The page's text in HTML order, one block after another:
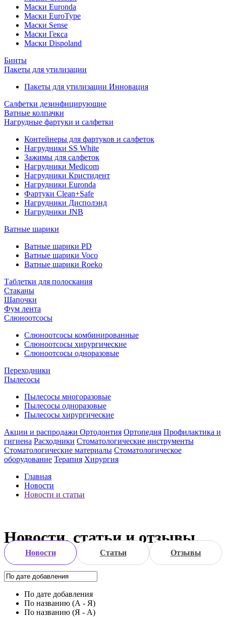
Маски Euronda
Маски EuroType
Маски Sense
Маски Гекса
Маски Dispoland
Бинты
Пакеты для утилизации
Пакеты для утилизации Инновация
Салфетки дезинфицирующие
Ватные колпачки
Нагрудные фартуки и салфетки
Контейнеры для фартуков и салфеток
Нагрудники SS White
Зажимы для салфеток
Нагрудники Medicom
Нагрудники Кристидент
Нагрудники Euronda
Фартуки Clean+Safe
Нагрудники Дисполэнд
Нагрудники JNB
Ватные шарики
Ватные шарики PD
Ватные шарики Voco
Ватные шарики Roeko
Таблетки для полоскания
Стаканы
Шапочки
Фум лента
Слюноотсосы
Слюноотсосы комбинированные
Слюноотсосы хирургические
Слюноотсосы одноразовые
Переходники
Пылесосы
Пылесосы многоразовые
Пылесосы одноразовые
Пылесосы хирургические
Акции и распродажи Ортодонтия Ортопедия Профилактика и
гигиена Расходники Стоматологические инструменты
Стоматологические материалы Стоматологическое
оборудование Терапия Хирургия
Главная
Новости
Новости и статьи
Новости, статьи и отзывы
Новости Статьи Отзывы
По дате добавления
По названию (А - Я)
По названию (Я - А)